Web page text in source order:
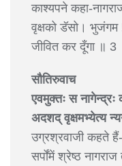
काश्यपने कहा-
वृक्षको डॅसो। भुजंगम
जीवित कर दूँगा ॥ 3
सौतिरुवाच
एवमुक्तः स नागेन्द्रः
अदशद् वृक्षमभ्येत्य
उग्रश्रवाजी कहते
सर्पोंमें श्रेष्ठ